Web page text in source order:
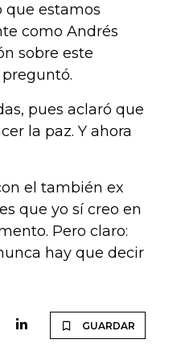
que estamos
como Andrés
sobre este
preguntó.
pues aclaró que
la paz. Y ahora
el también ex
que yo sí creo en
Pero claro:
hay que decir
GUARDAR